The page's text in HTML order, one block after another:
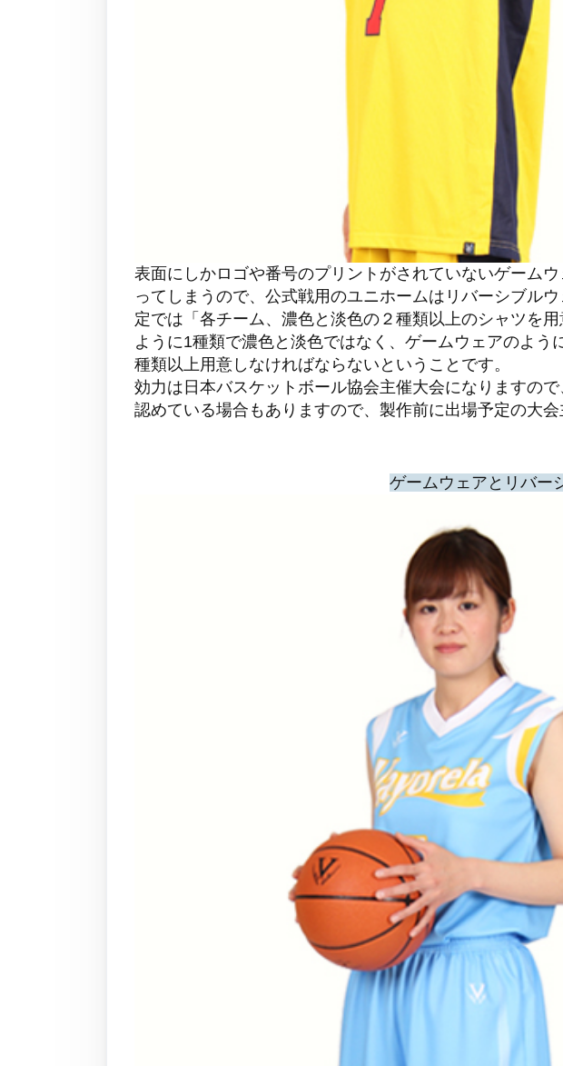
表面にしかロゴや番号のプリントがされていないゲーム
ってしまうので、公式戦用のユニホームはリバーシブル
定では「各チーム、濃色と淡色の２種類以上のシャツを
ように1種類で濃色と淡色ではなく、ゲームウェアのよ
種類以上用意しなければならないということです。
効力は日本バスケットボール協会主催大会になりますの
認めている場合もありますので、製作前に出場予定の大
ゲームウェアとリバー